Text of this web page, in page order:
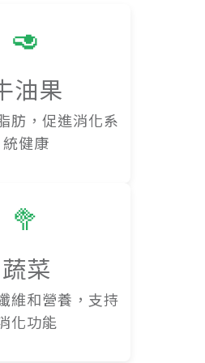
🥑
油果
肪，促進消化系
統健康
🥦
蔬菜
維和營養，支持
化功能